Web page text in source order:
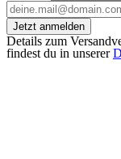
Jetzt anmelden
Details zum
findest du in unserer